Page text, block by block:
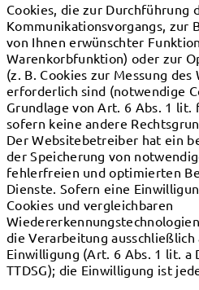
Cookies, die zur Durchführung
Kommunikationsvorgangs, zur
von Ihnen erwünschter
Warenkorbfunktion) oder zur
(z. B. Cookies zur Messung des
erforderlich sind (notwendige
Grundlage von Art. 6 Abs. 1 lit.
sofern keine andere
Der Websitebetreiber hat ein
der Speicherung von
fehlerfreien und optimierten
Dienste. Sofern eine
Cookies und vergleichbaren
die Verarbeitung
Einwilligung (Art. 6 Abs. 1 lit. a
TTDSG); die Einwilligung ist